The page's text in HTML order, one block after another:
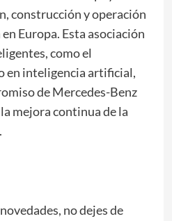
construcción y operación
Europa. Esta asociación
como el
en inteligencia artificial,
de Mercedes-Benz
mejora continua de la
no dejes de